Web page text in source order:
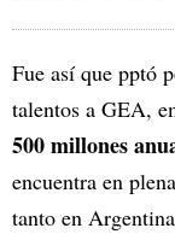
Fue así que pptó
talentos a GEA,
500 millones
encuentra en
tanto en